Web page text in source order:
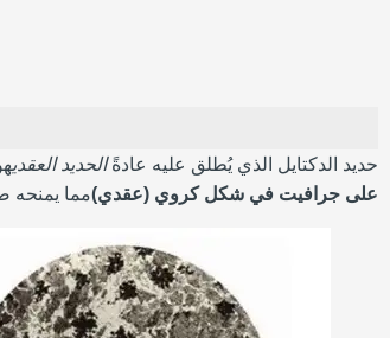
حديد الدكتايل الذي يُطلق عليه عادةًالحديد العقدي
على جرافيت في شكل كروي (عقدي)مما يمنحه